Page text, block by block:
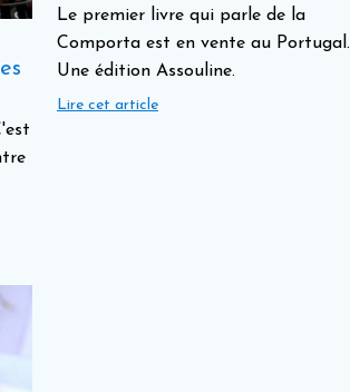
Le premier livre qui parle de la
Comporta est en vente au Portugal.
Une édition Assouline.
Lire cet article